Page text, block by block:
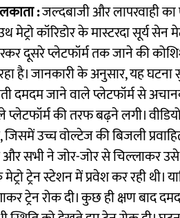
:जल्दबाजी और लापरवाही
मेट्रो कॉरिडोर के मास्टरदा सूर्य
दूसरे प्लेटफॉर्म तक जाने की
है। जानकारी के अनुसार, यह
दमदम जाने वाले प्लेटफॉर्म से
प्लेटफॉर्म की तरफ बढ़ने लगी।
उच्च वोल्टेज की बिजली
सभी ने जोर-जोर से चिल्लाकर उसे
ट्रेन स्टेशन में प्रवेश कर रही
ट्रेन रोक दी। कुछ ही क्षण बाद